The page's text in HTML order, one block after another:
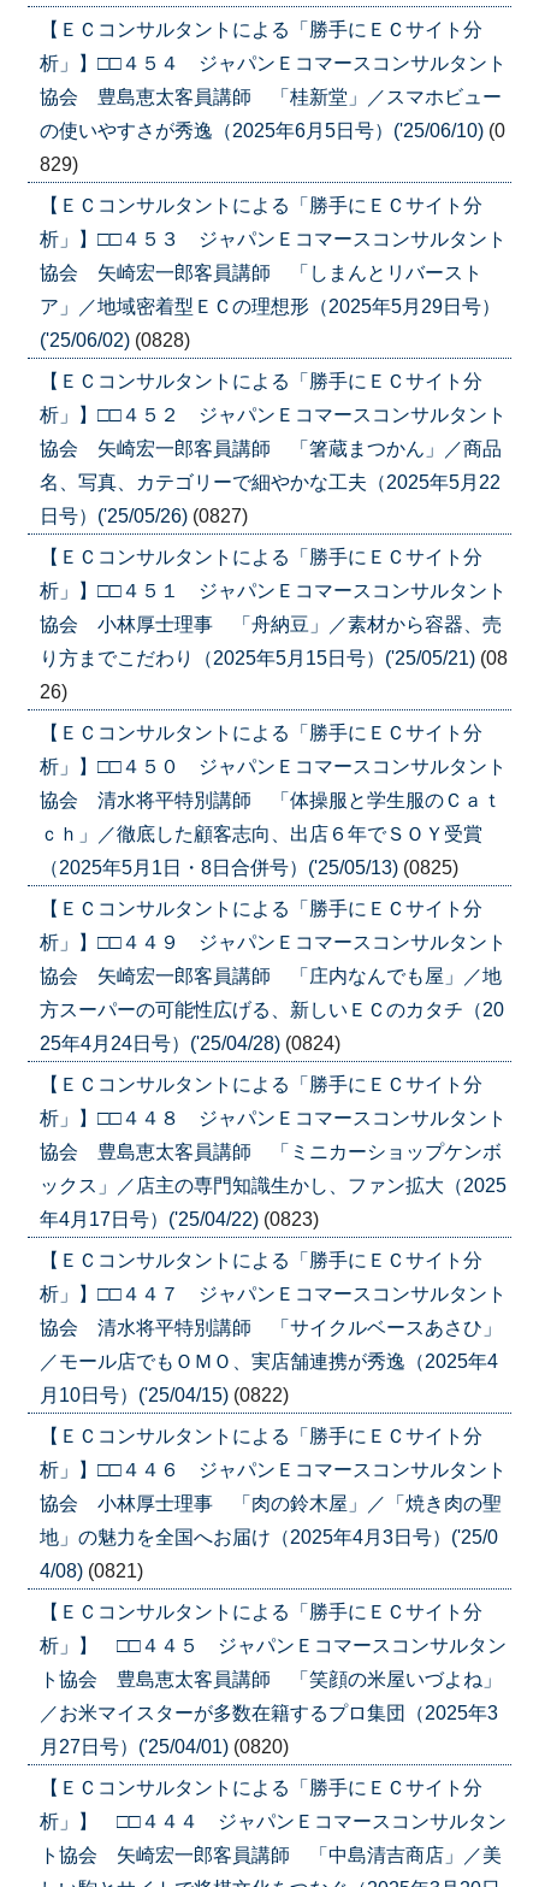
【ＥＣコンサルタントによる「勝手にＥＣサイト分
析」】□□４５４ ジャパンＥコマースコンサルタント
協会 豊島恵太客員講師 「桂新堂」／スマホビュー
の使いやすさが秀逸（2025年6月5日号）('25/06/10) (0
829)
【ＥＣコンサルタントによる「勝手にＥＣサイト分
析」】□□４５３ ジャパンＥコマースコンサルタント
協会 矢崎宏一郎客員講師 「しまんとリバースト
ア」／地域密着型ＥＣの理想形（2025年5月29日号）
('25/06/02) (0828)
【ＥＣコンサルタントによる「勝手にＥＣサイト分
析」】□□４５２ ジャパンＥコマースコンサルタント
協会 矢崎宏一郎客員講師 「箸蔵まつかん」／商品
名、写真、カテゴリーで細やかな工夫（2025年5月22
日号）('25/05/26) (0827)
【ＥＣコンサルタントによる「勝手にＥＣサイト分
析」】□□４５１ ジャパンＥコマースコンサルタント
協会 小林厚士理事 「舟納豆」／素材から容器、売
り方までこだわり（2025年5月15日号）('25/05/21) (08
26)
【ＥＣコンサルタントによる「勝手にＥＣサイト分
析」】□□４５０ ジャパンＥコマースコンサルタント
協会 清水将平特別講師 「体操服と学生服のＣａｔ
ｃｈ」／徹底した顧客志向、出店６年でＳＯＹ受賞
（2025年5月1日・8日合併号）('25/05/13) (0825)
【ＥＣコンサルタントによる「勝手にＥＣサイト分
析」】□□４４９ ジャパンＥコマースコンサルタント
協会 矢崎宏一郎客員講師 「庄内なんでも屋」／地
方スーパーの可能性広げる、新しいＥＣのカタチ（20
25年4月24日号）('25/04/28) (0824)
【ＥＣコンサルタントによる「勝手にＥＣサイト分
析」】□□４４８ ジャパンＥコマースコンサルタント
協会 豊島恵太客員講師 「ミニカーショップケンボ
ックス」／店主の専門知識生かし、ファン拡大（2025
年4月17日号）('25/04/22) (0823)
【ＥＣコンサルタントによる「勝手にＥＣサイト分
析」】□□４４７ ジャパンＥコマースコンサルタント
協会 清水将平特別講師 「サイクルベースあさひ」
／モール店でもＯＭＯ、実店舗連携が秀逸（2025年4
月10日号）('25/04/15) (0822)
【ＥＣコンサルタントによる「勝手にＥＣサイト分
析」】□□４４６ ジャパンＥコマースコンサルタント
協会 小林厚士理事 「肉の鈴木屋」／「焼き肉の聖
地」の魅力を全国へお届け（2025年4月3日号）('25/0
4/08) (0821)
【ＥＣコンサルタントによる「勝手にＥＣサイト分
析」】 □□４４５ ジャパンＥコマースコンサルタン
ト協会 豊島恵太客員講師 「笑顔の米屋いづよね」
／お米マイスターが多数在籍するプロ集団（2025年3
月27日号）('25/04/01) (0820)
【ＥＣコンサルタントによる「勝手にＥＣサイト分
析」】 □□４４４ ジャパンＥコマースコンサルタン
ト協会 矢崎宏一郎客員講師 「中島清吉商店」／美